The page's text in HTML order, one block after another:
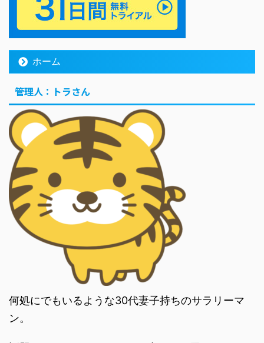
ホーム
管理人：トラさん
何処にでもいるような30代妻子持ちのサラリーマ
ン。